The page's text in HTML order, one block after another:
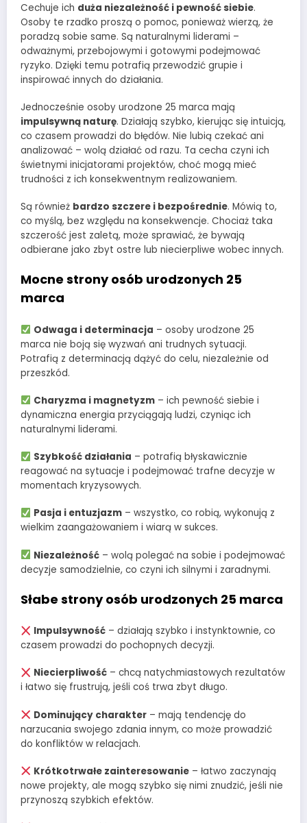
Cechuje ich duża niezależność i pewność siebie.
Osoby te rzadko proszą o pomoc, ponieważ wierzą, że
poradzą sobie same. Są naturalnymi liderami –
odważnymi, przebojowymi i gotowymi podejmować
ryzyko. Dzięki temu potrafią przewodzić grupie i
inspirować innych do działania.
Jednocześnie osoby urodzone 25 marca mają
impulsywną naturę. Działają szybko, kierując się intuicją,
co czasem prowadzi do błędów. Nie lubią czekać ani
analizować – wolą działać od razu. Ta cecha czyni ich
świetnymi inicjatorami projektów, choć mogą mieć
trudności z ich konsekwentnym realizowaniem.
Są również bardzo szczere i bezpośrednie. Mówią to,
co myślą, bez względu na konsekwencje. Chociaż taka
szczerość jest zaletą, może sprawiać, że bywają
odbierane jako zbyt ostre lub niecierpliwe wobec innych.
Mocne strony osób urodzonych 25
marca
Odwaga i determinacja – osoby urodzone 25
marca nie boją się wyzwań ani trudnych sytuacji.
Potrafią z determinacją dążyć do celu, niezależnie od
przeszkód.
Charyzma i magnetyzm – ich pewność siebie i
dynamiczna energia przyciągają ludzi, czyniąc ich
naturalnymi liderami.
Szybkość działania – potrafią błyskawicznie
reagować na sytuacje i podejmować trafne decyzje w
momentach kryzysowych.
Pasja i entuzjazm – wszystko, co robią, wykonują z
wielkim zaangażowaniem i wiarą w sukces.
Niezależność – wolą polegać na sobie i podejmować
decyzje samodzielnie, co czyni ich silnymi i zaradnymi.
Słabe strony osób urodzonych 25 marca
Impulsywność – działają szybko i instynktownie, co
czasem prowadzi do pochopnych decyzji.
Niecierpliwość – chcą natychmiastowych rezultatów
i łatwo się frustrują, jeśli coś trwa zbyt długo.
Dominujący charakter – mają tendencję do
narzucania swojego zdania innym, co może prowadzić
do konfliktów w relacjach.
Krótkotrwałe zainteresowanie – łatwo zaczynają
nowe projekty, ale mogą szybko się nimi znudzić, jeśli nie
przynoszą szybkich efektów.